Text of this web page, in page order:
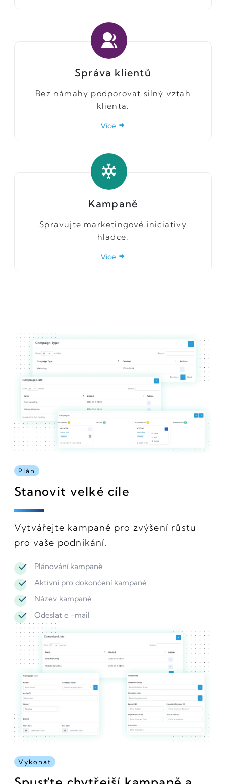
Správa klientů
Bez námahy podporovat silný vztah
klienta.
Více
Kampaně
Spravujte marketingové iniciativy
hladce.
Více
Plán
Stanovit velké cíle
Vytvářejte kampaně pro zvýšení růstu
pro vaše podnikání.
Plánování kampaně
Aktivní pro dokončení kampaně
Název kampaně
Odeslat e -mail
Vykonat